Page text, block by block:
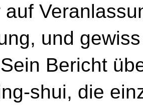
auf
und
Bericht
shui, die